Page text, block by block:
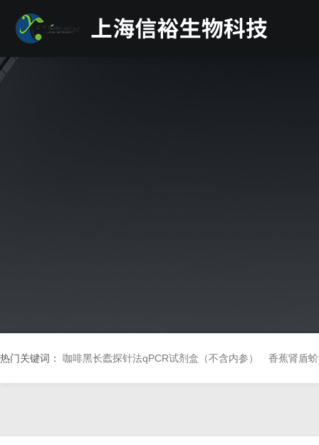
热门关键词： 咖啡黑长蠹探针法qPCR试剂盒（不含内参） 香蕉肾盾